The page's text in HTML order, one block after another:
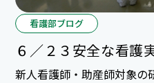
看護部ブログ
６／２３安全な看護
新人看護師・助産師対象の